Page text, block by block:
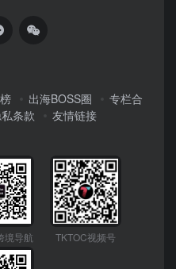
出海BOSS圈
专栏合
条款 友情链接
境导航 TKTOC视频号